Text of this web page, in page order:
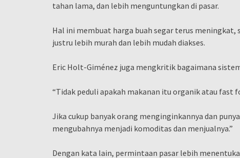
tahan lama, dan lebih menguntungkan di pasar.
Hal ini membuat harga buah segar terus
justru lebih murah dan lebih mudah diakses.
Eric Holt-Giménez juga mengkritik bagaimana
“Tidak peduli apakah makanan itu organik atau fast
Jika cukup banyak orang menginginkannya dan
mengubahnya menjadi komoditas dan menjualnya.”
Dengan kata lain, permintaan pasar lebih